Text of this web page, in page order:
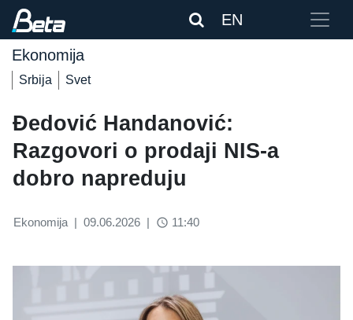
EN
Ekonomija
Srbija Svet
Đedović Handanović:
Razgovori o prodaji NIS-a
dobro napreduju
Ekonomija | 09.06.2026 | access_time 11:40